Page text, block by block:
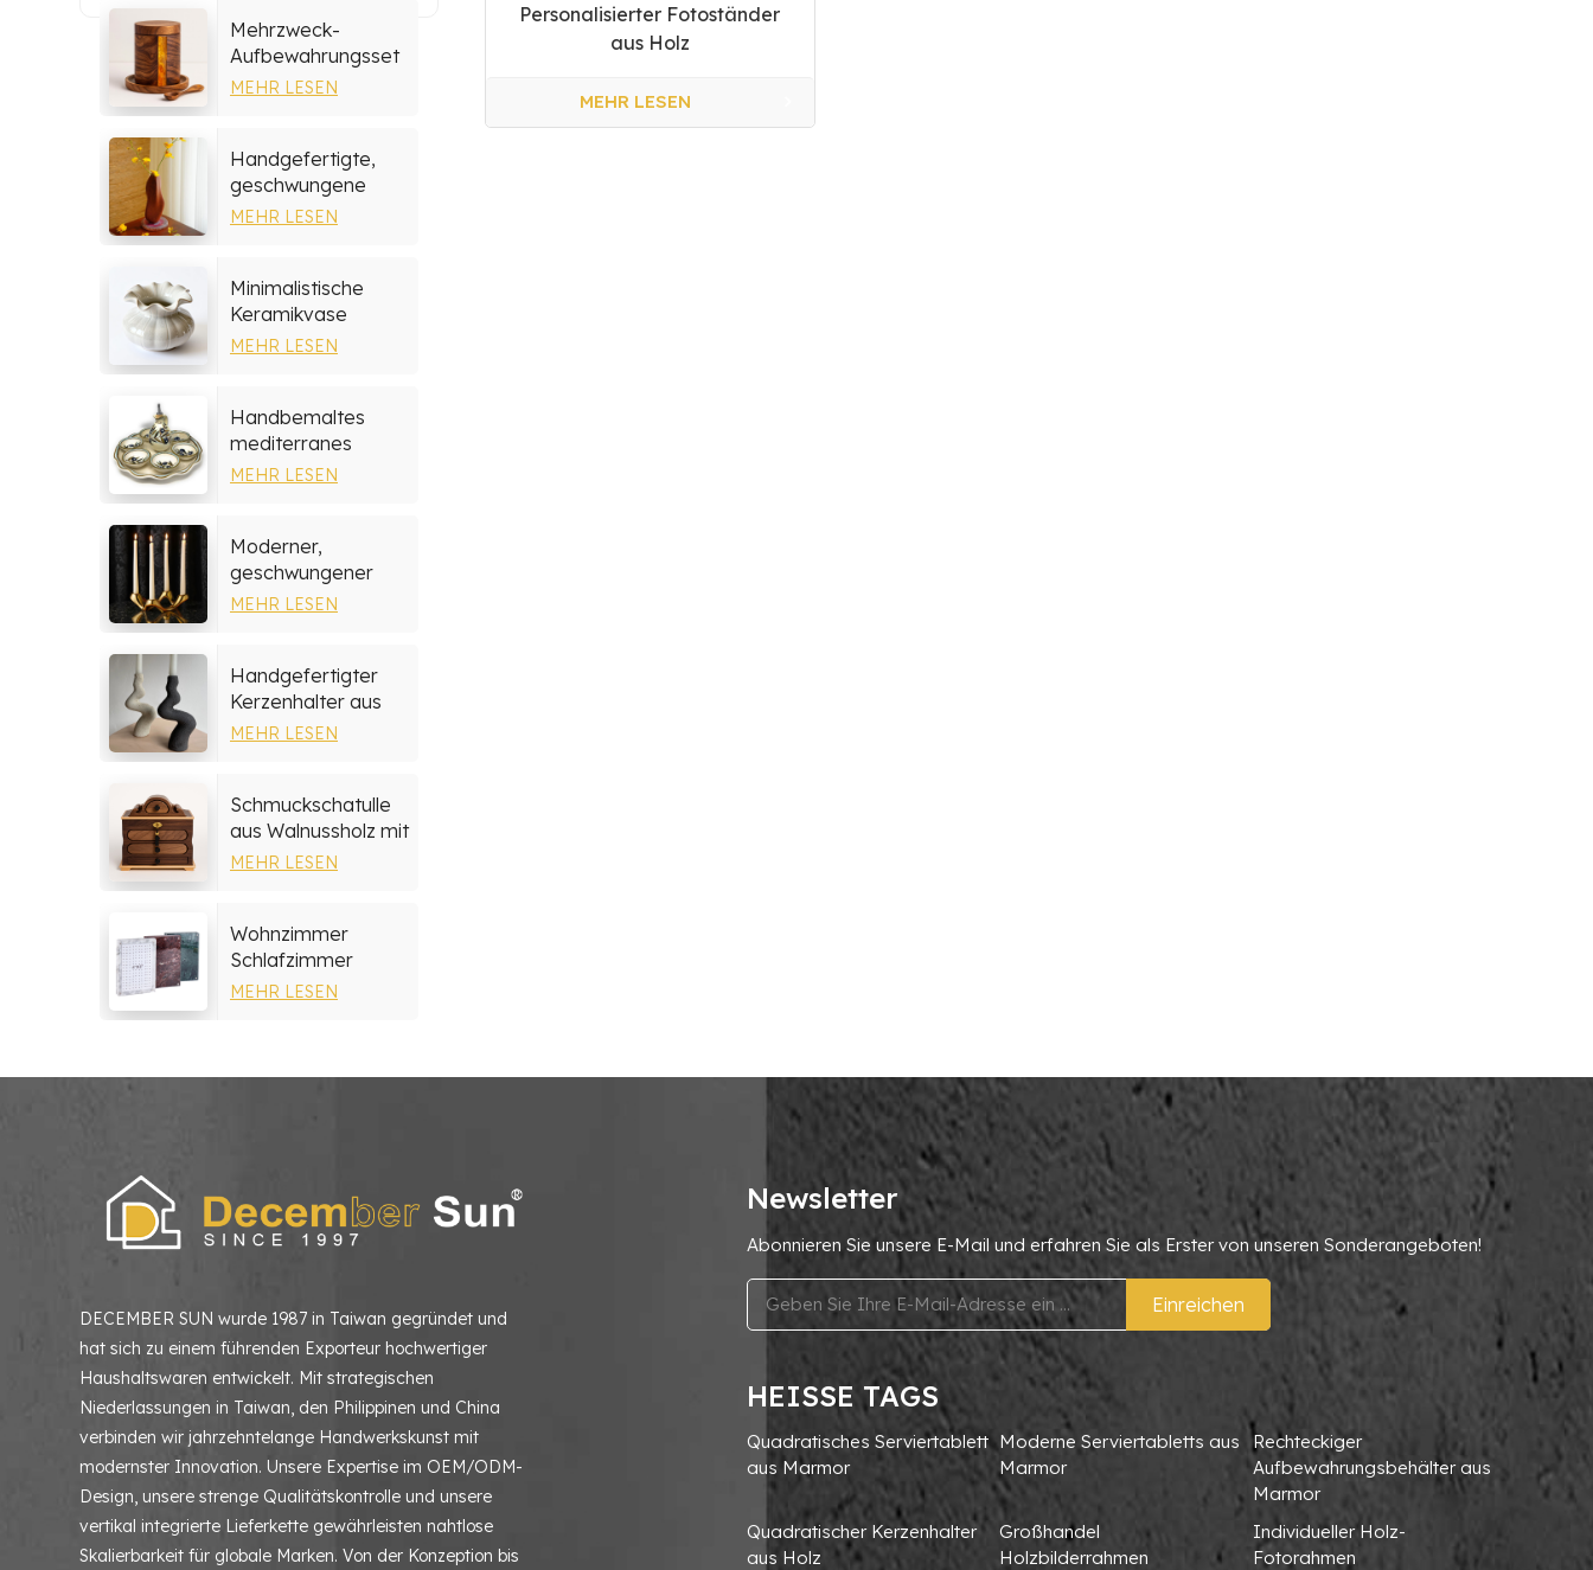
Mehrzweck-
Aufbewahrungsset
aus Harz und Holz
MEHR LESEN
Handgefertigte,
geschwungene
Holzvase
MEHR LESEN
Minimalistische
Keramikvase
MEHR LESEN
Handbemaltes
mediterranes
Keramik-
MEHR LESEN
Moderner,
geschwungener
Kerzenhalter aus
MEHR LESEN
Handgefertigter
Kerzenhalter aus
Steingut
MEHR LESEN
Schmuckschatulle
aus Walnussholz mit
mehrschichtigen
MEHR LESEN
Wohnzimmer
Schlafzimmer
Wohnkultur Marmor
MEHR LESEN
Personalisierter Fotoständer
aus Holz
MEHR LESEN
DECEMBER SUN wurde 1987 in Taiwan gegründet und
hat sich zu einem führenden Exporteur hochwertiger
Haushaltswaren entwickelt. Mit strategischen
Niederlassungen in Taiwan, den Philippinen und China
verbinden wir jahrzehntelange Handwerkskunst mit
modernster Innovation. Unsere Expertise im OEM/ODM-
Design, unsere strenge Qualitätskontrolle und unsere
vertikal integrierte Lieferkette gewährleisten nahtlose
Skalierbarkeit für globale Marken. Von der Konzeption bis
Newsletter
Abonnieren Sie unsere E-Mail und erfahren Sie als Erster von unseren Sonderangeboten!
Einreichen
HEISSE TAGS
Quadratisches Serviertablett
aus Marmor
Moderne Serviertabletts aus
Marmor
Rechteckiger
Aufbewahrungsbehälter aus
Marmor
Quadratischer Kerzenhalter
aus Holz
Großhandel
Holzbilderrahmen
Individueller Holz-
Fotorahmen